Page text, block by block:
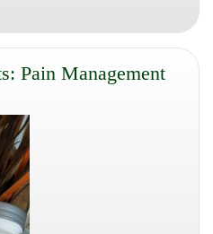
Pain Management